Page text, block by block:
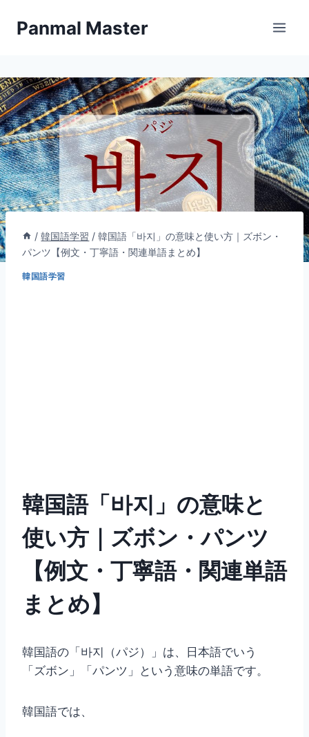
キ
ッ
プ
Panmal Master
/ 韓国語学習 / 韓国語「바지」の意味と使い方｜ズボン・
パンツ【例文・丁寧語・関連単語まとめ】
韓国語学習
韓国語「바지」の意味と
使い方｜ズボン・パンツ
【例文・丁寧語・関連単語
まとめ】
韓国語の「바지（パジ）」は、日本語でいう
「ズボン」「パンツ」という意味の単語です。
韓国語では、